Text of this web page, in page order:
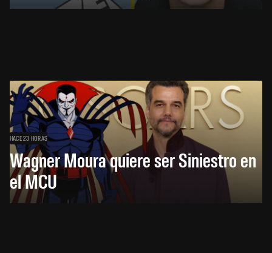
HACE 23 HORAS
Wagner Moura quiere ser Siniestro en
el MCU